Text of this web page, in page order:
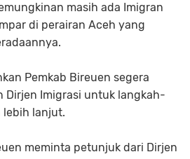
masih ada Imigran
di perairan Aceh yang
Pemkab Bireuen segera
Dirjen Imigrasi untuk langkah-
lebih lanjut.
meminta petunjuk dari Dirjen